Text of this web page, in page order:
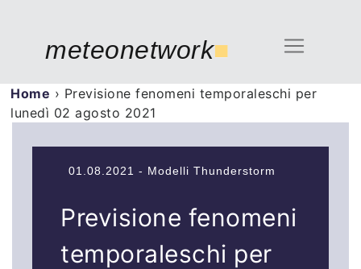
meteonetwork■
Home › Previsione fenomeni temporaleschi per
lunedì 02 agosto 2021
01.08.2021 - Modelli Thunderstorm
Previsione fenomeni
temporaleschi per